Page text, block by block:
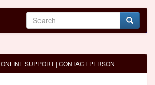
ONLINE SUPPORT | CONTACT PERSON